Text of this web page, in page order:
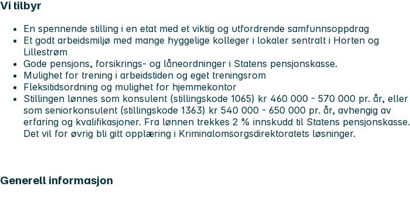
Vi tilbyr
En spennende stilling i en etat med et viktig og utfordrende samfunnsoppdrag
Et godt arbeidsmiljø med mange hyggelige kolleger i lokaler sentralt i Horten og
Lillestrøm
Gode pensjons, forsikrings- og låneordninger i Statens pensjonskasse.
Mulighet for trening i arbeidstiden og eget treningsrom
Fleksitidsordning og mulighet for hjemmekontor
Stillingen lønnes som konsulent (stillingskode 1065) kr 460 000 - 570 000 pr. år, eller
som seniorkonsulent (stillingskode 1363) kr 540 000 - 650 000 pr. år, avhengig av
erfaring og kvalifikasjoner. Fra lønnen trekkes 2 % innskudd til Statens pensjonskasse.
Det vil for øvrig bli gitt opplæring i Kriminalomsorgsdirektoratets løsninger.
Generell informasjon